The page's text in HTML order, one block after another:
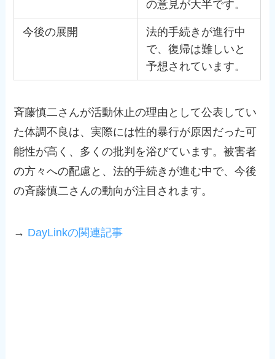
の意見が大半です。
今後の展開
法的手続きが進行中
で、復帰は難しいと
予想されています。
斉藤慎二さんが活動休止の理由として公表してい
た体調不良は、実際には性的暴行が原因だった可
能性が高く、多くの批判を浴びています。被害者
の方々への配慮と、法的手続きが進む中で、今後
の斉藤慎二さんの動向が注目されます。
→ DayLinkの関連記事